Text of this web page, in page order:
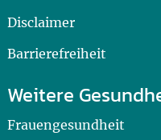
Disclaimer
Barrierefreiheit
Weitere
Frauengesundheit